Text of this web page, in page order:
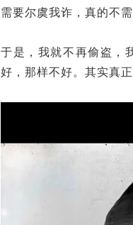
需要尔虞我诈，真的不
于是，我就不再偷盗，
好，那样不好。其实真